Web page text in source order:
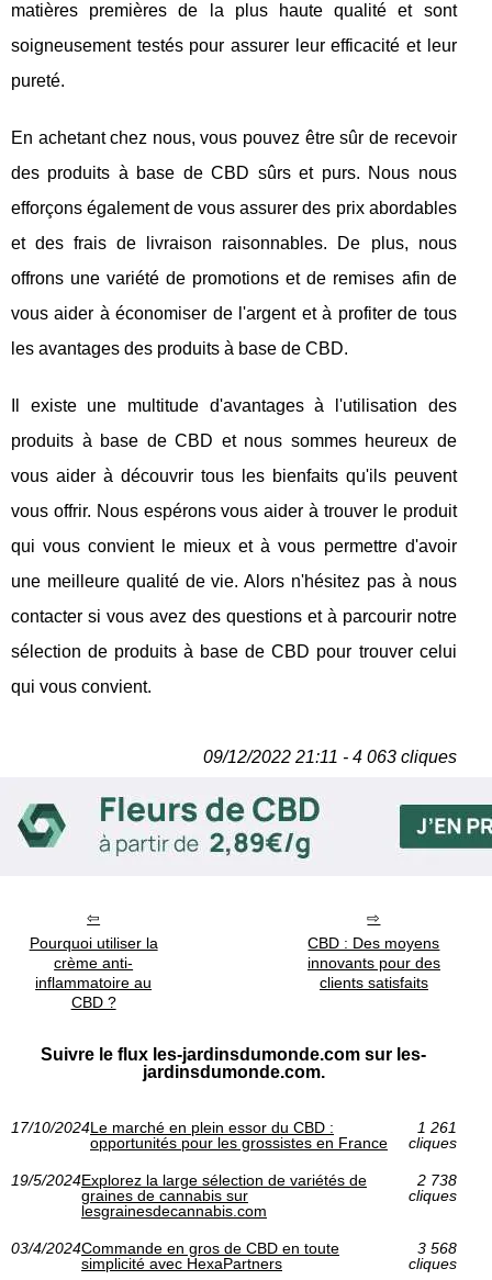
matières premières de la plus haute qualité et sont
soigneusement testés pour assurer leur efficacité et leur
pureté.
En achetant chez nous, vous pouvez être sûr de recevoir
des produits à base de CBD sûrs et purs. Nous nous
efforçons également de vous assurer des prix abordables
et des frais de livraison raisonnables. De plus, nous
offrons une variété de promotions et de remises afin de
vous aider à économiser de l'argent et à profiter de tous
les avantages des produits à base de CBD.
Il existe une multitude d'avantages à l'utilisation des
produits à base de CBD et nous sommes heureux de
vous aider à découvrir tous les bienfaits qu'ils peuvent
vous offrir. Nous espérons vous aider à trouver le produit
qui vous convient le mieux et à vous permettre d'avoir
une meilleure qualité de vie. Alors n'hésitez pas à nous
contacter si vous avez des questions et à parcourir notre
sélection de produits à base de CBD pour trouver celui
qui vous convient.
09/12/2022 21:11 - 4 063 cliques
Pourquoi utiliser la
crème anti-
inflammatoire au
CBD ?
CBD : Des moyens
innovants pour des
clients satisfaits
Suivre le flux les-jardinsdumonde.com sur les-
jardinsdumonde.com.
17/10/2024Le marché en plein essor du CBD :
opportunités pour les grossistes en France
1 261
cliques
19/5/2024Explorez la large sélection de variétés de
graines de cannabis sur
lesgrainesdecannabis.com
2 738
cliques
03/4/2024Commande en gros de CBD en toute
simplicité avec HexaPartners
3 568
cliques